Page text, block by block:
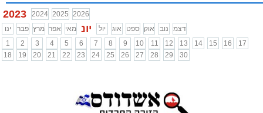
2023 2024 2025 2026
ינו
פבר מרץ אפר מאי יונ יול אוג ספט אוק נוב
דצמ
1
2 3 4 5 6 7 8 9 10 11 12 13 14 15 16
17
18
19 20 21 22 23 24 25 26 27 28 29 30